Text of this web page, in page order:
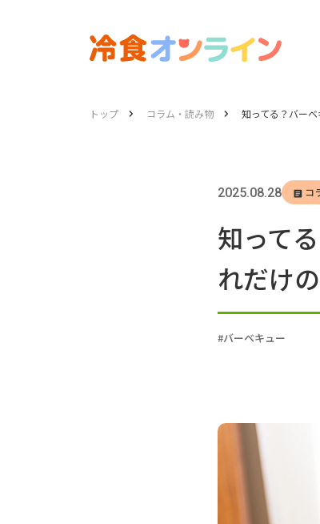
トップ コラム・読み物 知ってる？バー
2025.08.28 コ
知って
れだけ
バーベキュー